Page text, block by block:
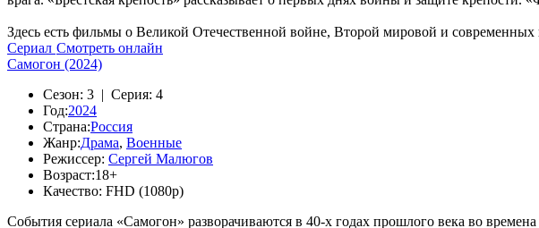
Здесь есть фильмы о Великой Отечественной войне, Второй мировой и
Сериал Смотреть онлайн
Самогон (2024)
Сезон: 3 | Серия: 4
Год:2024
Страна:Россия
Жанр:Драма, Военные
Режиссер: Сергей Малюгов
Возраст:18+
Качество: FHD (1080p)
События сериала «Самогон» разворачиваются в 40-х годах прошлого века во